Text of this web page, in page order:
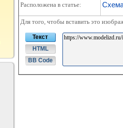
Расположена в статье:
Для того, чтобы вставить это
Текст
HTML
BB Code